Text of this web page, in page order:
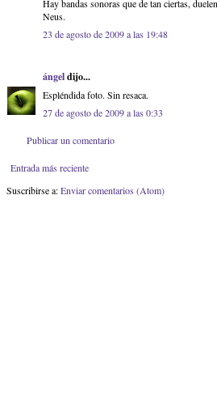
Hay bandas sonoras que de tan ciertas,
Neus.
23 de agosto de 2009 a las 19:48
ángeldijo...
Espléndida foto. Sin resaca.
27 de agosto de 2009 a las 0:33
Publicar un comentario
Entrada más reciente
Suscribirse a:Enviar comentarios (Atom)